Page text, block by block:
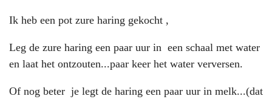
Ik heb een pot zure haring gekocht ,
Leg de zure haring een paar uur in een schaal met water
en laat het ontzouten...paar keer het water verversen.
Of nog beter je legt de haring een paar uur in melk...(dat